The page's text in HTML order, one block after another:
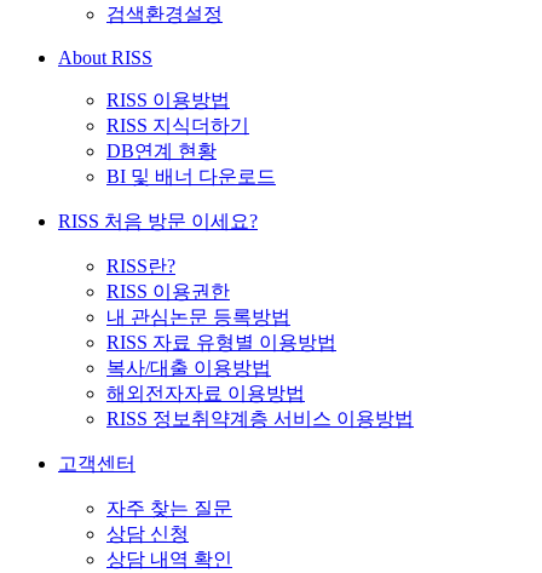
검색환경설정
About RISS
RISS 이용방법
RISS 지식더하기
DB연계 현황
BI 및 배너 다운로드
RISS 처음 방문 이세요?
RISS란?
RISS 이용권한
내 관심논문 등록방법
RISS 자료 유형별 이용방법
복사/대출 이용방법
해외전자자료 이용방법
RISS 정보취약계층 서비스 이용방법
고객센터
자주 찾는 질문
상담 신청
상담 내역 확인